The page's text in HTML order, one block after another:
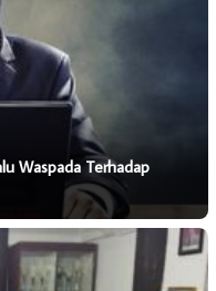
Waspada Terhadap